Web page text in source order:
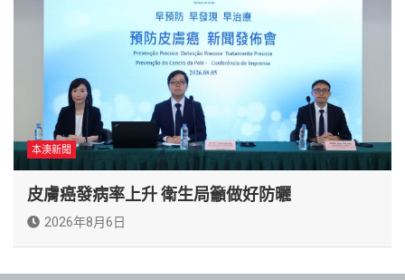
本澳新聞
皮膚癌發病率上升 衛生局籲做好防曬
2026年8月6日